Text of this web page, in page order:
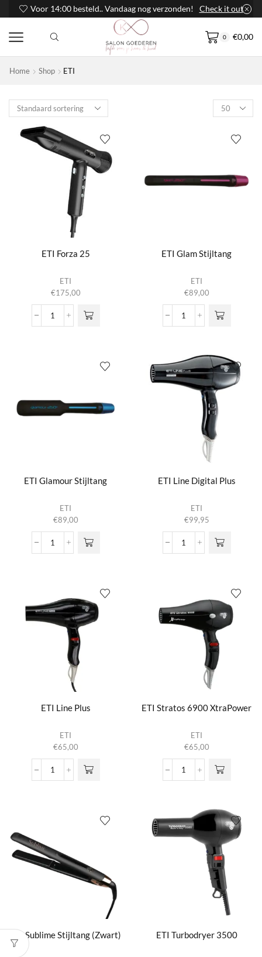
Voor 14:00 besteld.. Vandaag nog verzonden! Check it out
0 €0,00
Home Shop ETI
Products
per
ETI Forza 25
ETI
€175,00
ETI
ETI Glam Stijltang
ETI
€89,00
ETI
aantal
ETI Glamour Stijltang
ETI
€89,00
ETI
ETI Line Digital Plus
ETI
€99,95
ETI
ETI Line Plus
ETI
€65,00
ETI
ETI Stratos 6900 XtraPower
ETI
€65,00
ETI
XtraPower
aantal
ETI Sublime Stijltang (Zwart) ETI Turbodryer 3500